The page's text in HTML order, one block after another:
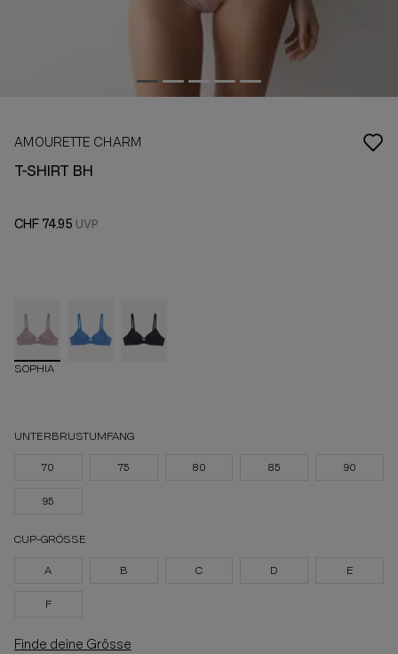
AMOURETTE CHARM
T-SHIRT BH
CHF 74.95
SOPHIA
UNTERBRUSTUMFANG
70 75 80 85 90
95
CUP-GRÖSSE
A B C D E
F
Finde deine Grösse